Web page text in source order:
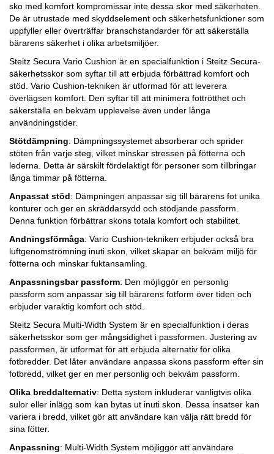
sko med komfort kompromissar inte dessa skor med säkerheten.
De är utrustade med skyddselement och säkerhetsfunktioner som
uppfyller eller överträffar branschstandarder för att säkerställa
bärarens säkerhet i olika arbetsmiljöer.
Steitz Secura Vario Cushion är en specialfunktion i Steitz Secura-
säkerhetsskor som syftar till att erbjuda förbättrad komfort och
stöd. Vario Cushion-tekniken är utformad för att leverera
överlägsen komfort. Den syftar till att minimera fottrötthet och
säkerställa en bekväm upplevelse även under långa
användningstider.
Stötdämpning: Dämpningssystemet absorberar och sprider
stöten från varje steg, vilket minskar stressen på fötterna och
lederna. Detta är särskilt fördelaktigt för personer som tillbringar
långa timmar på fötterna.
Anpassat stöd: Dämpningen anpassar sig till bärarens fot unika
konturer och ger en skräddarsydd och stödjande passform.
Denna funktion förbättrar skons totala komfort och stabilitet.
Andningsförmåga: Vario Cushion-tekniken erbjuder också bra
luftgenomströmning inuti skon, vilket skapar en bekväm miljö för
fötterna och minskar fuktansamling.
Anpassningsbar passform: Den möjliggör en personlig
passform som anpassar sig till bärarens fotform över tiden och
erbjuder varaktig komfort och stöd.
Steitz Secura Multi-Width System är en specialfunktion i deras
säkerhetsskor som ger mångsidighet i passformen. Justering av
passformen, är utformat för att erbjuda alternativ för olika
fotbredder. Det låter användare anpassa skons passform efter sin
fotbredd, vilket ger en mer personlig och bekväm passform.
Olika breddalternativ: Detta system inkluderar vanligtvis olika
sulor eller inlägg som kan bytas ut inuti skon. Dessa insatser kan
variera i bredd, vilket gör att användare kan välja rätt bredd för
sina fötter.
Anpassning: Multi-Width System möjliggör att användare